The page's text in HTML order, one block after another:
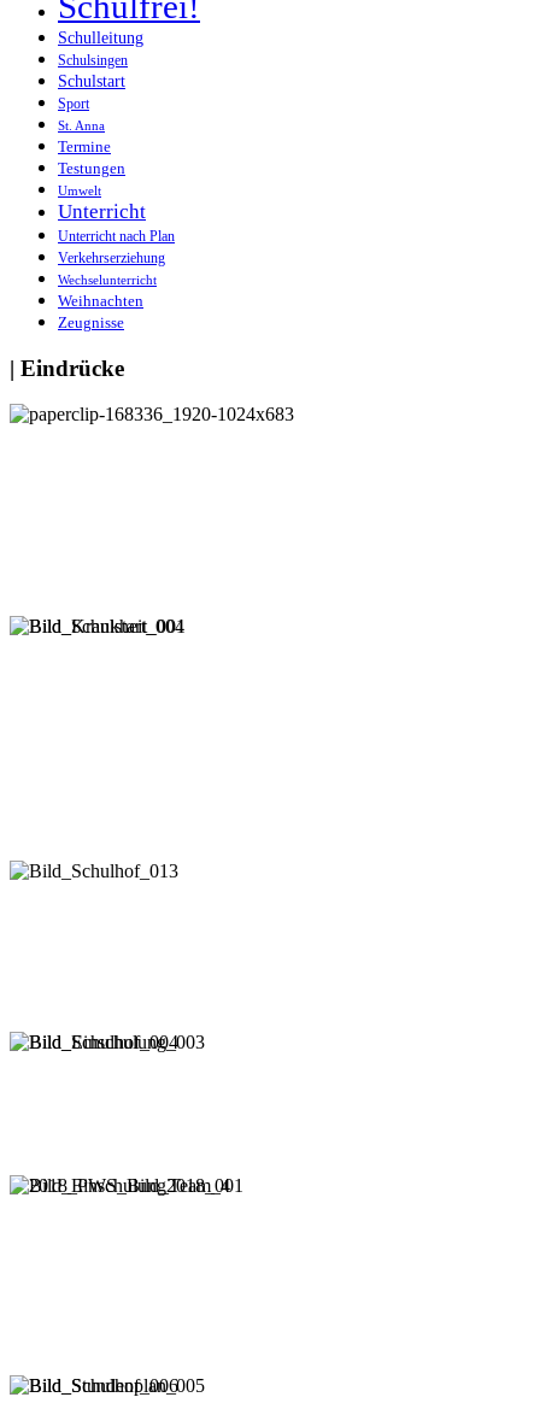
Schulleitung
Schulsingen
Schulstart
Sport
St. Anna
Termine
Testungen
Umwelt
Unterricht
Unterricht nach Plan
Verkehrserziehung
Wechselunterricht
Weihnachten
Zeugnisse
| Eindrücke